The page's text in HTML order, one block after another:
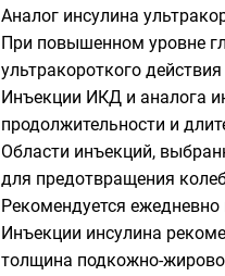
Аналог инсулина
При повышенном уровне
ультракороткого
Инъекции ИКД и аналога
продолжительности и
Области инъекций,
для предотвращения
Рекомендуется
Инъекции инсулина
толщина подкожно-